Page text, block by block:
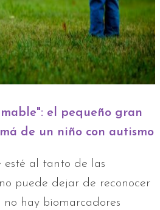
el pequeño gran
de un niño con autismo
esté al tanto de las
puede dejar de reconocer
hay biomarcadores